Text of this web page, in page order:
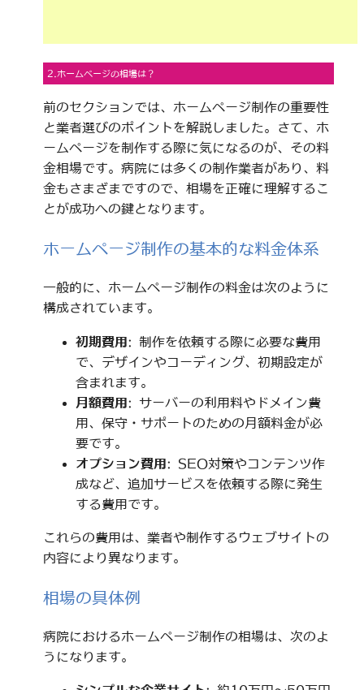
2.ホームページの相場は？
前のセクションでは、ホームページ制作の重要性
と業者選びのポイントを解説しました。さて、ホ
ームページを制作する際に気になるのが、その料
金相場です。病院には多くの制作業者があり、料
金もさまざまですので、相場を正確に理解するこ
とが成功への鍵となります。
ホームページ制作の基本的な料金体系
一般的に、ホームページ制作の料金は次のように
構成されています。
初期費用: 制作を依頼する際に必要な費用
で、デザインやコーディング、初期設定が
含まれます。
月額費用: サーバーの利用料やドメイン費
用、保守・サポートのための月額料金が必
要です。
オプション費用: SEO対策やコンテンツ作
成など、追加サービスを依頼する際に発生
する費用です。
これらの費用は、業者や制作するウェブサイトの
内容により異なります。
相場の具体例
病院におけるホームページ制作の相場は、次のよ
うになります。